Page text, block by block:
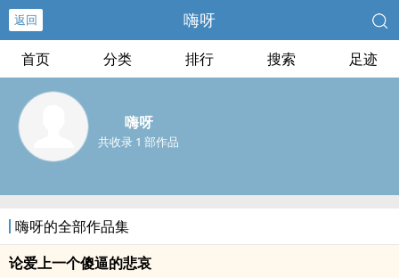
返回 嗨呀
首页 分类 排行 搜索 足迹
嗨呀
共收录 1 部作品
嗨呀的全部作品集
论爱上一个傻逼的悲哀